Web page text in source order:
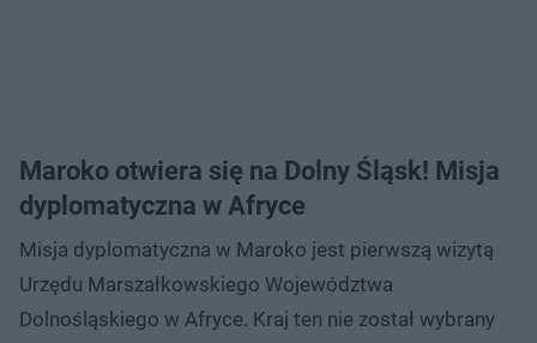
Maroko otwiera się na Dolny Śląsk! Misja
dyplomatyczna w Afryce
Misja dyplomatyczna w Maroko jest pierwszą wizytą
Urzędu Marszałkowskiego Województwa
Dolnośląskiego w Afryce. Kraj ten nie został wybrany